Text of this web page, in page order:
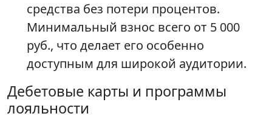
средства без потери процентов.
Минимальный взнос всего от 5 000
руб., что делает его особенно
доступным для широкой аудитории.
Дебетовые карты и программы
лояльности